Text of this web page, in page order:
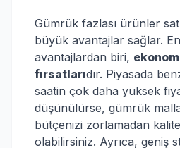
Gümrük fazlası ürünler
büyük avantajlar sağlar.
avantajlardan biri,
fırsatlarıdır. Piyasada
saatin çok daha yüksek
düşünülürse, gümrük
bütçenizi zorlamadan
olabilirsiniz. Ayrıca, geniş